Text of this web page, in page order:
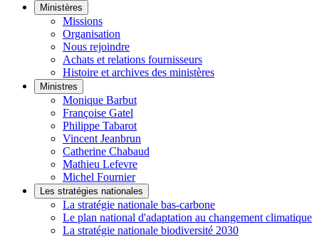
Ministères
Missions
Organisation
Nous rejoindre
Achats et relations fournisseurs
Histoire et archives des ministères
Ministres
Monique Barbut
Françoise Gatel
Philippe Tabarot
Vincent Jeanbrun
Catherine Chabaud
Mathieu Lefevre
Michel Fournier
Les stratégies nationales
La stratégie nationale bas-carbone
Le plan national d'adaptation au changement climatique
La stratégie nationale biodiversité 2030